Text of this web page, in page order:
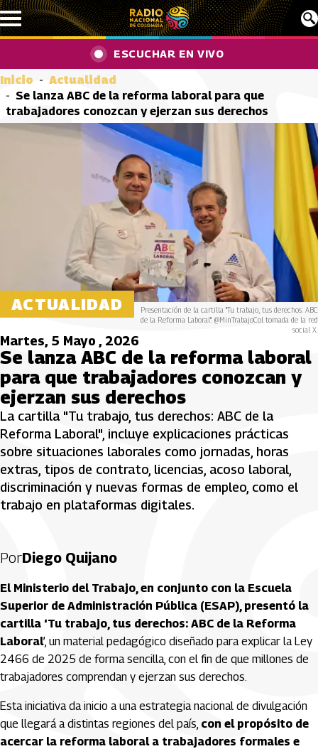
Pasar al contenido principal
ESCUCHAR EN VIVO
Inicio
Actualidad
Se lanza ABC de la reforma laboral para que
trabajadores conozcan y ejerzan sus derechos
ACTUALIDAD
Presentación de la cartilla "Tu trabajo, tus derechos: ABC
de la Reforma Laboral". @MinTrabajoCol tomada de la red
social X.
Martes, 5 Mayo , 2026
Se lanza ABC de la reforma laboral
para que trabajadores conozcan y
ejerzan sus derechos
La cartilla "Tu trabajo, tus derechos: ABC de la
Reforma Laboral", incluye explicaciones prácticas
sobre situaciones laborales como jornadas, horas
extras, tipos de contrato, licencias, acoso laboral,
discriminación y nuevas formas de empleo, como el
trabajo en plataformas digitales.
PorDiego Quijano
El Ministerio del Trabajo, en conjunto con la Escuela
Superior de Administración Pública (ESAP), presentó la
cartilla ‘Tu trabajo, tus derechos: ABC de la Reforma
Laboral’, un material pedagógico diseñado para explicar la Ley
2466 de 2025 de forma sencilla, con el fin de que millones de
trabajadores comprendan y ejerzan sus derechos.
Esta iniciativa da inicio a una estrategia nacional de divulgación
que llegará a distintas regiones del país, con el propósito de
acercar la reforma laboral a trabajadores formales e